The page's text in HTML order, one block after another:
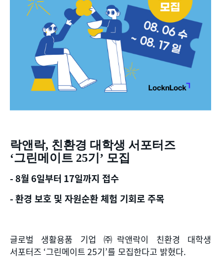
락앤락, 친환경 대학생 서포터즈
‘그린메이트 25기 ’ 모집
- 8월 6일부터 17일까지 접수
-환경 보호 및 자원순환 체험 기회로 주목
글로벌 생활용품 기업 ㈜락앤락이 친환경 대학생
서포터즈 ‘그린메이트 25기’를 모집한다고 밝혔다.